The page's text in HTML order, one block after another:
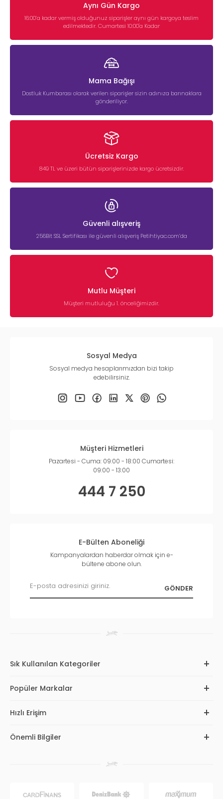
Aynı Gün Kargo
16:00’a kadar vermiş olduğunuz siparişler aynı gün kargoya teslim
edilmektedir. Cumartesi 10:00'a Kadar
Mama Bağışı
Dostluk Kumbarası olarak verilen siparişler sizin adınıza barınaklara
gönderiliyor.
Ücretsiz Kargo
849 TL ve üzeri bütün siparişlerinizde kargo ücretsizdir.
Güvenli alışveriş
256Bit SSL Sertifikası ile güvenli alışveriş Petihtiyac.com’da
Mutlu Müşteri
Müşteri mutluluğu 1. önceliğimizdir.
Sosyal Medya
Sosyal medya hesaplarımızdan bizi takip
edebilirsiniz.
Müşteri Hizmetleri
Pazartesi - Cuma: 09:00 - 18:00 Cumartesi:
09:00 - 13:00
444 7 250
E-Bülten Aboneliği
Kampanyalardan haberdar olmak için e-
bültene abone olun.
Sık Kullanılan Kategoriler
Popüler Markalar
Hızlı Erişim
Önemli Bilgiler